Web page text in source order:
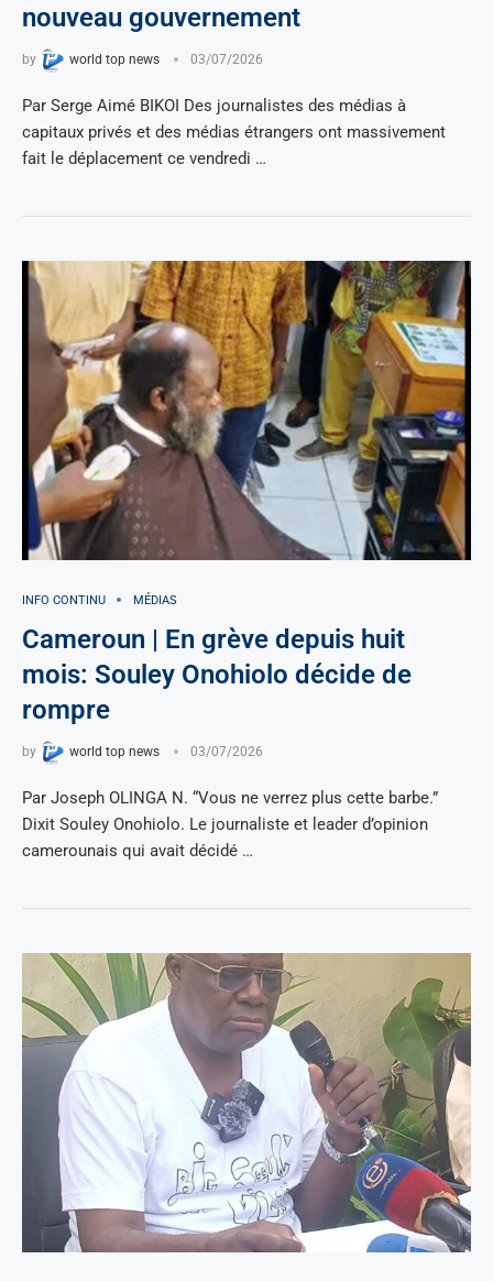
nouveau gouvernement
by world top news 03/07/2026
Par Serge Aimé BIKOI Des journalistes des médias à
capitaux privés et des médias étrangers ont massivement
fait le déplacement ce vendredi …
INFO CONTINU MÉDIAS
Cameroun | En grève depuis huit
mois: Souley Onohiolo décide de
rompre
by world top news 03/07/2026
Par Joseph OLINGA N. “Vous ne verrez plus cette barbe.”
Dixit Souley Onohiolo. Le journaliste et leader d’opinion
camerounais qui avait décidé …